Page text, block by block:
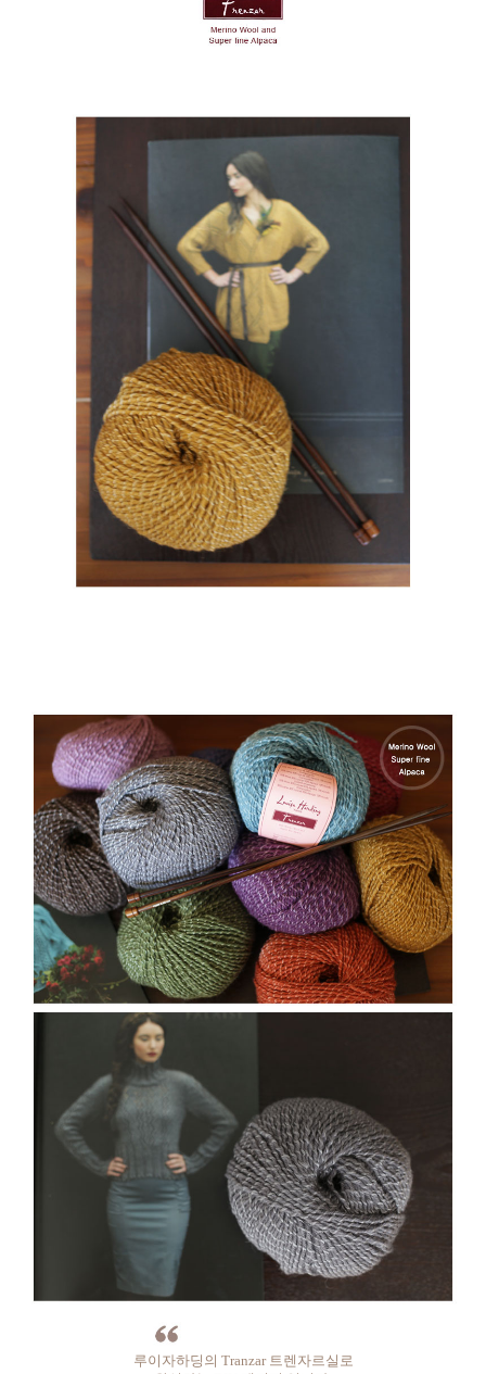
루이자하딩의 Tranzar 트렌자르실로